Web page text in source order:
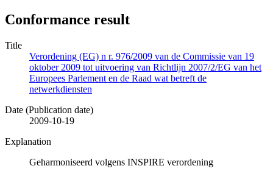
Conformance result
Title
Verordening (EG) n r. 976/2009 van de Commissie van 19
oktober 2009 tot uitvoering van Richtlijn 2007/2/EG van het
Europees Parlement en de Raad wat betreft de
netwerkdiensten
Date (Publication date)
2009-10-19
Explanation
Geharmoniseerd volgens INSPIRE verordening